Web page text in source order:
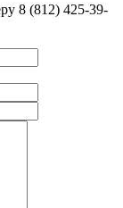
8 (812) 425-39-